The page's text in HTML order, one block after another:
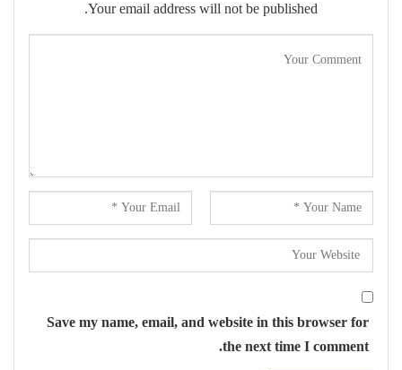
Your email address will not be published.
Save my name, email, and website in this browser for
the next time I comment.